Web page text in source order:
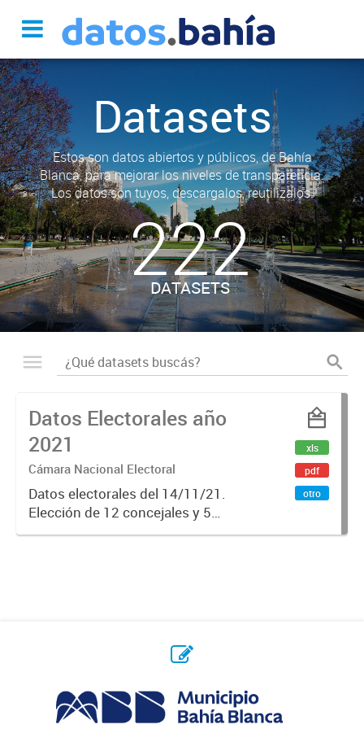
Datasets
Estos son datos abiertos y públicos, de Bahía
Blanca, para mejorar los niveles de transparencia.
Los datos son tuyos, descargalos, reutilizalos.
222
DATASETS
Datos Electorales año
2021
Cámara Nacional Electoral
Datos electorales del 14/11/21.
Elección de 12 concejales y 5
consejeros escolares
xls
pdf
otro